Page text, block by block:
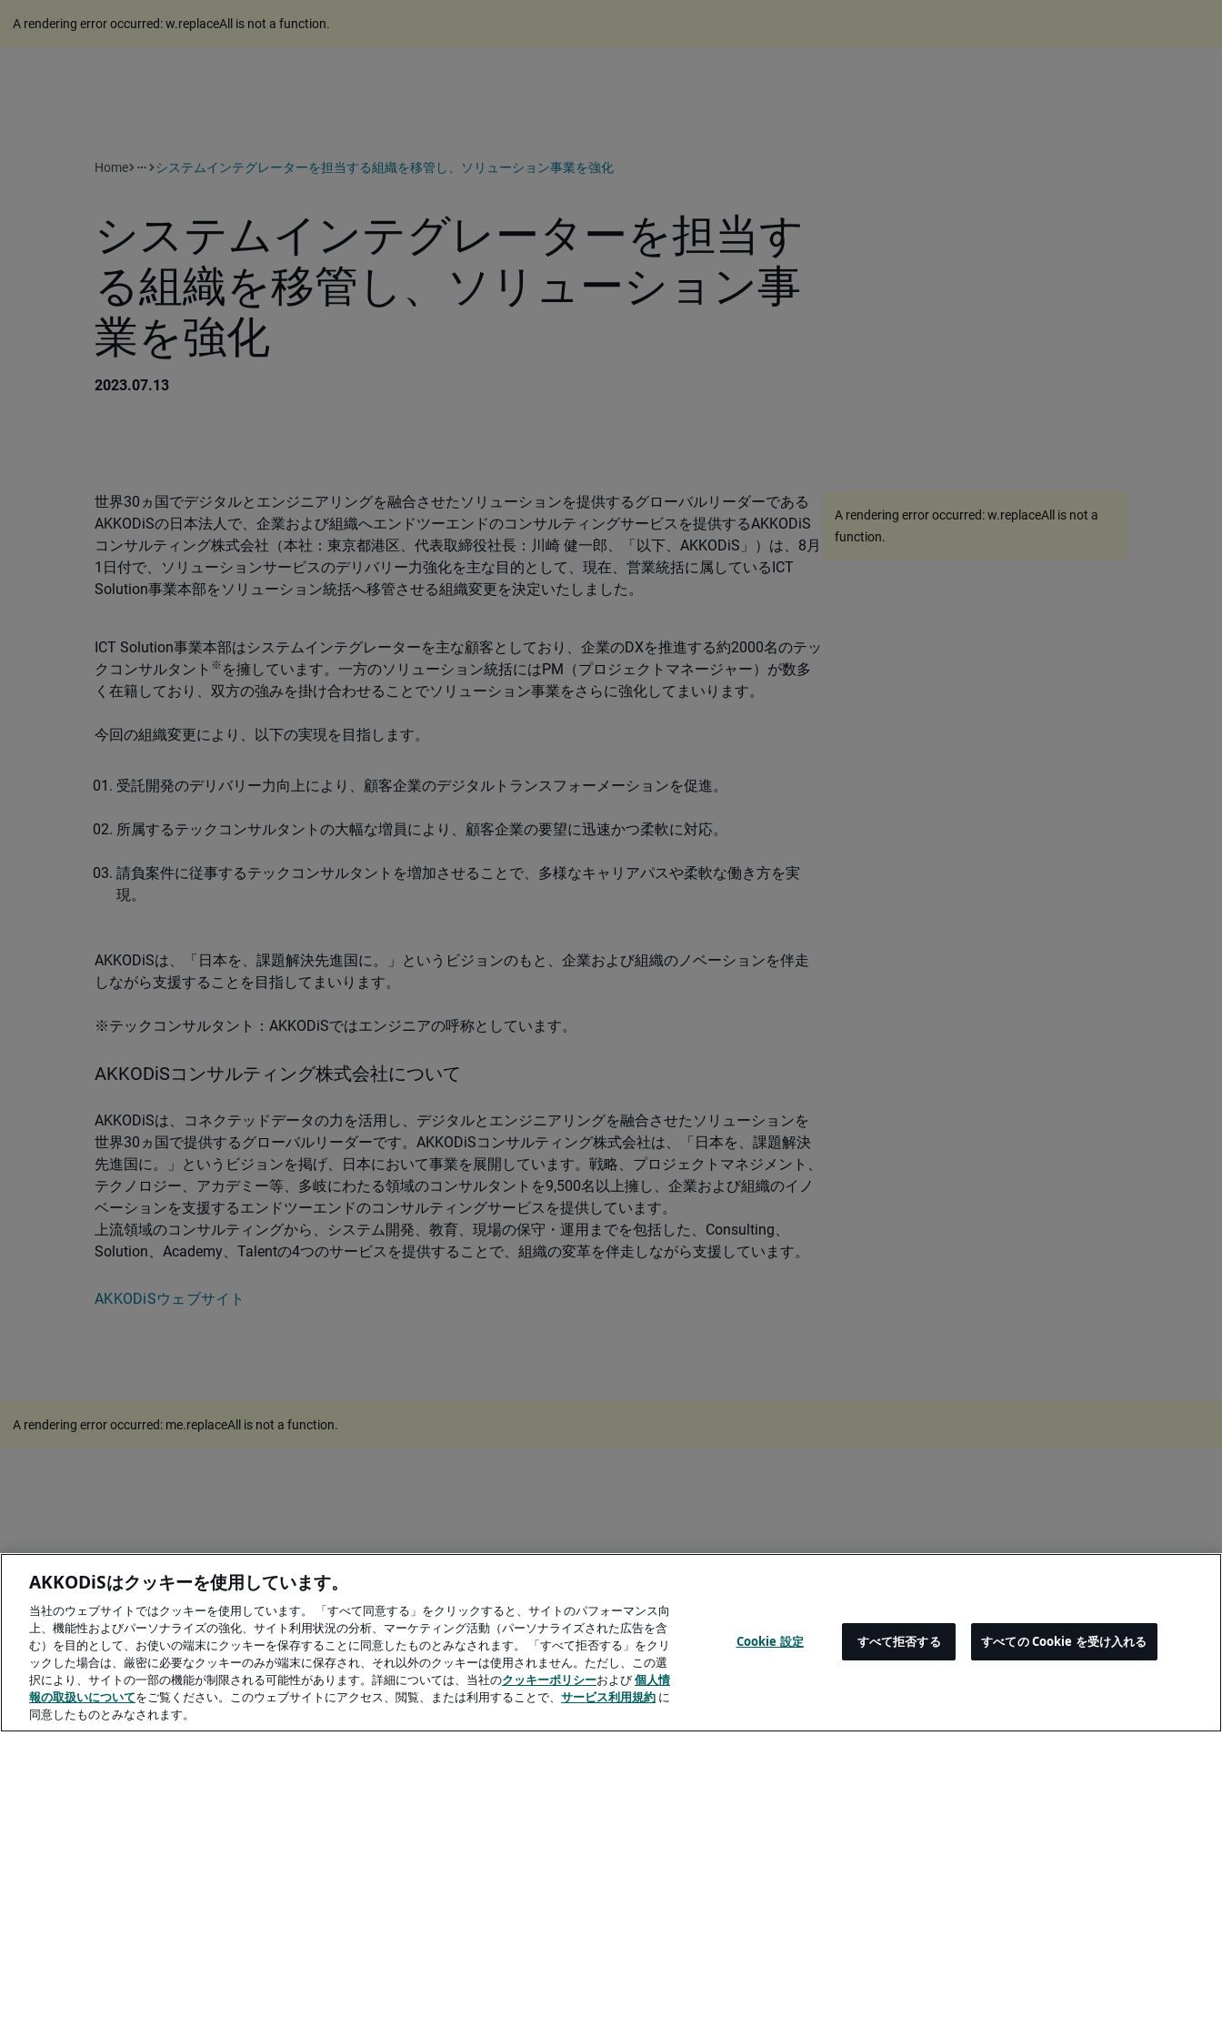
A rendering error occurred:w.replaceAll is not a function.
Home more_horiz システムインテグレーターを担当する組織を移管し、ソリューション事業を強化
システムインテグレーターを担当す
る組織を移管し、ソリューション事
業を強化
2023.07.13
世界30ヵ国でデジタルとエンジニアリングを融合させたソリューションを提供するグローバルリーダーである
AKKODiSの日本法人で、企業および組織へエンドツーエンドのコンサルティングサービスを提供するAKKODiS
コンサルティング株式会社（本社：東京都港区、代表取締役社長：川崎 健一郎、「以下、AKKODiS」）は、8月
1日付で、ソリューションサービスのデリバリー力強化を主な目的として、現在、営業統括に属しているICT
Solution事業本部をソリューション統括へ移管させる組織変更を決定いたしました。
ICT Solution事業本部はシステムインテグレーターを主な顧客としており、企業のDXを推進する約2000名のテッ
クコンサルタント ※ を擁しています。一方のソリューション統括にはPM（プロジェクトマネージャー）が数多
く在籍しており、双方の強みを掛け合わせることでソリューション事業をさらに強化してまいります。
今回の組織変更により、以下の実現を目指します。
受託開発のデリバリー力向上により、顧客企業のデジタルトランスフォーメーションを促進。
所属するテックコンサルタントの大幅な増員により、顧客企業の要望に迅速かつ柔軟に対応。
請負案件に従事するテックコンサルタントを増加させることで、多様なキャリアパスや柔軟な働き方を実
現。
AKKODiSは、「日本を、課題解決先進国に。」というビジョンのもと、企業および組織のノベーションを伴走
しながら支援することを目指してまいります。
※テックコンサルタント：AKKODiSではエンジニアの呼称としています。
AKKODiSコンサルティング株式会社について
AKKODiSは、コネクテッドデータの力を活用し、デジタルとエンジニアリングを融合させたソリューションを
世界30ヵ国で提供するグローバルリーダーです。AKKODiSコンサルティング株式会社は、「日本を、課題解決
先進国に。」というビジョンを掲げ、日本において事業を展開しています。戦略、プロジェクトマネジメント、
テクノロジー、アカデミー等、多岐にわたる領域のコンサルタントを9,500名以上擁し、企業および組織のイノ
ベーションを支援するエンドツーエンドのコンサルティングサービスを提供しています。
上流領域のコンサルティングから、システム開発、教育、現場の保守・運用までを包括した、Consulting、
Solution、Academy、Talentの4つのサービスを提供することで、組織の変革を伴走しながら支援しています。
AKKODiSウェブサイト
A rendering error occurred:w.replaceAll is not a
function.
A rendering error occurred: me.replaceAll is not a function.
AKKODiSはクッキーを使用しています。
当社のウェブサイトではクッキーを使用しています。 「すべて同意する」をクリックすると、サイトのパフォーマンス向
上、機能性およびパーソナライズの強化、サイト利用状況の分析、マーケティング活動（パーソナライズされた広告を含
む）を目的として、お使いの端末にクッキーを保存することに同意したものとみなされます。 「すべて拒否する」をクリ
ックした場合は、厳密に必要なクッキーのみが端末に保存され、それ以外のクッキーは使用されません。ただし、この選
択により、サイトの一部の機能が制限される可能性があります。詳細については、当社のクッキーポリシーおよび個人情
報の取扱いについてをご覧ください。このウェブサイトにアクセス、閲覧、または利用することで、 サービス利用規約 に
同意したものとみなされます。
Cookie 設定 すべて拒否する すべての Cookie を受け入れる